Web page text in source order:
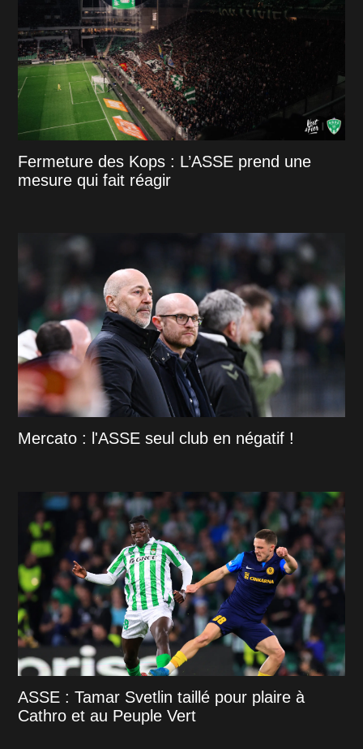
Fermeture des Kops : L’ASSE prend une
mesure qui fait réagir
Mercato : l'ASSE seul club en négatif !
ASSE : Tamar Svetlin taillé pour plaire à
Cathro et au Peuple Vert